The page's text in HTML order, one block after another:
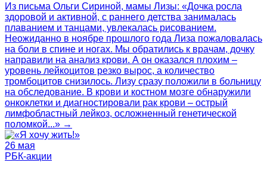
Из письма Ольги Сириной, мамы Лизы: «Дочка росла
здоровой и активной, с раннего детства занималась
плаванием и танцами, увлекалась рисованием.
Неожиданно в ноябре прошлого года Лиза пожаловалась
на боли в спине и ногах. Мы обратились к врачам, дочку
направили на анализ крови. А он оказался плохим –
уровень лейкоцитов резко вырос, а количество
тромбоцитов снизилось. Лизу сразу положили в больницу
на обследование. В крови и костном мозге обнаружили
онкоклетки и диагностировали рак крови – острый
лимфобластный лейкоз, осложненный генетической
поломкой...» →
26 мая
РБК-акции